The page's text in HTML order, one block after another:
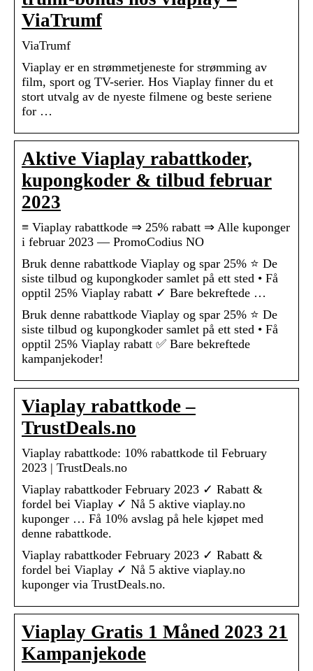
ViaTrumf
ViaTrumf
Viaplay er en strømmetjeneste for strømming av
film, sport og TV-serier. Hos Viaplay finner du et
stort utvalg av de nyeste filmene og beste seriene
for …
Aktive Viaplay rabattkoder,
kupongkoder & tilbud februar
2023
≡ Viaplay rabattkode ⇒ 25% rabatt ⇒ Alle kuponger
i februar 2023 — PromoCodius NO
Bruk denne rabattkode Viaplay og spar 25% ⭐ De
siste tilbud og kupongkoder samlet på ett sted • Få
opptil 25% Viaplay rabatt ✓ Bare bekreftede …
Bruk denne rabattkode Viaplay og spar 25% ⭐ De
siste tilbud og kupongkoder samlet på ett sted • Få
opptil 25% Viaplay rabatt ✅ Bare bekreftede
kampanjekoder!
Viaplay rabattkode –
TrustDeals.no
Viaplay rabattkode: 10% rabattkode til February
2023 | TrustDeals.no
Viaplay rabattkoder February 2023 ✓ Rabatt &
fordel bei Viaplay ✓ Nå 5 aktive viaplay.no
kuponger … Få 10% avslag på hele kjøpet med
denne rabattkode.
Viaplay rabattkoder February 2023 ✓ Rabatt &
fordel bei Viaplay ✓ Nå 5 aktive viaplay.no
kuponger via TrustDeals.no.
Viaplay Gratis 1 Måned 2023 21
Kampanjekode